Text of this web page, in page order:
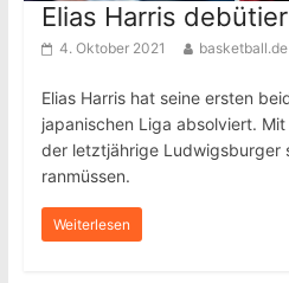
Elias Harris
4. Oktober 2021
Elias Harris hat seine ersten
japanischen Liga absolviert.
der letztjährige
ranmüssen.
Weiterlesen